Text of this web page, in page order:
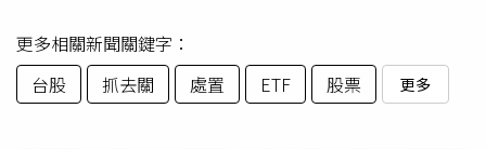
更多相關新聞關鍵字：
台股
抓去關 處置 ETF 股票 更多